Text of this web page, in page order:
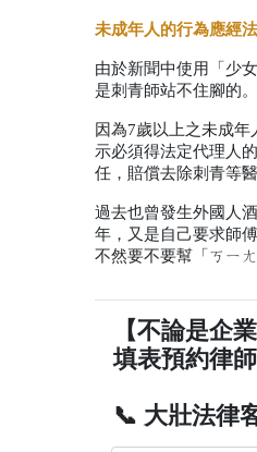
未成年人的行為應經
由於新聞中使用「少
是刺青師站不住腳的。
因為7歲以上之未成年
示必須得法定代理人
任，賠償去除刺青等醫
過去也曾發生外國人
年，又是自己要求師
不然要不要幫「ㄎㄧ
【不論是企
填表預約律
📞 大壯法律